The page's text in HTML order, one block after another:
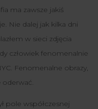
ma zawsze jakiś
Nie dalej jak kilka dni
w sieci zdjęcia
człowiek fenomenalnie
Fenomenalne obrazy,
oderwać.
pole współczesnej